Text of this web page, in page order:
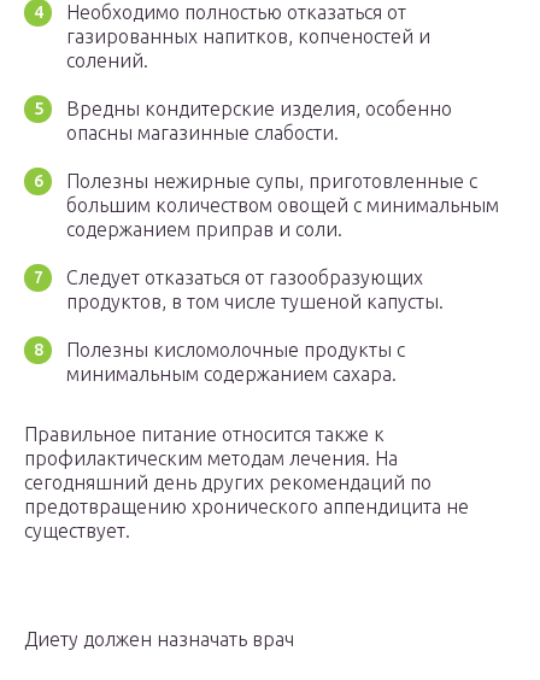
Необходимо полностью отказаться от
газированных напитков, копченостей и
солений.
Вредны кондитерские изделия, особенно
опасны магазинные слабости.
Полезны нежирные супы, приготовленные с
большим количеством овощей с минимальным
содержанием приправ и соли.
Следует отказаться от газообразующих
продуктов, в том числе тушеной капусты.
Полезны кисломолочные продукты с
минимальным содержанием сахара.
Правильное питание относится также к
профилактическим методам лечения. На
сегодняшний день других рекомендаций по
предотвращению хронического аппендицита не
существует.
Диету должен назначать врач